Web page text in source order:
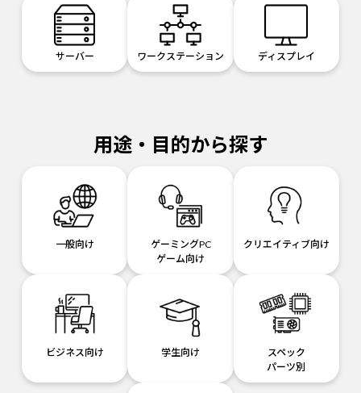
サーバー ワークステーション ディスプレイ
用途・目的から探す
一般向け
ゲーミングPC
ゲーム向け
クリエイティブ向け
ビジネス向け 学生向け
スペック
パーツ別